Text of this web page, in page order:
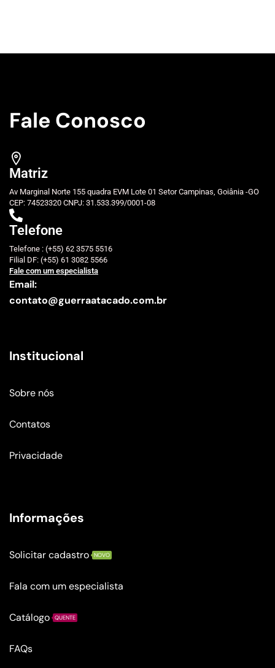
Fale Conosco
Matriz
Av Marginal Norte 155 quadra EVM Lote 01 Setor Campinas, Goiânia -GO
CEP: 74523320 CNPJ: 31.533.399/0001-08
Telefone
Telefone : (+55) 62 3575 5516
Filial DF: (+55) 61 3082 5566
Fale com um especialista
Email:
contato@guerraatacado.com.br
Institucional
Sobre nós
Contatos
Privacidade
Informações
Solicitar cadastro NOVO
Fala com um especialista
Catálogo QUENTE
FAQs